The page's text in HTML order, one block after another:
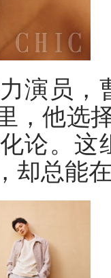
演员
，他选
论。这
却总能